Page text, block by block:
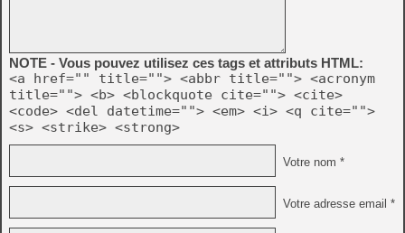
NOTE - Vous pouvez utilisez ces tags et attributs HTML:
<a href="" title=""> <abbr title=""> <acronym
title=""> <b> <blockquote cite=""> <cite>
<code> <del datetime=""> <em> <i> <q cite="">
<s> <strike> <strong>
Votre nom *
Votre adresse email *